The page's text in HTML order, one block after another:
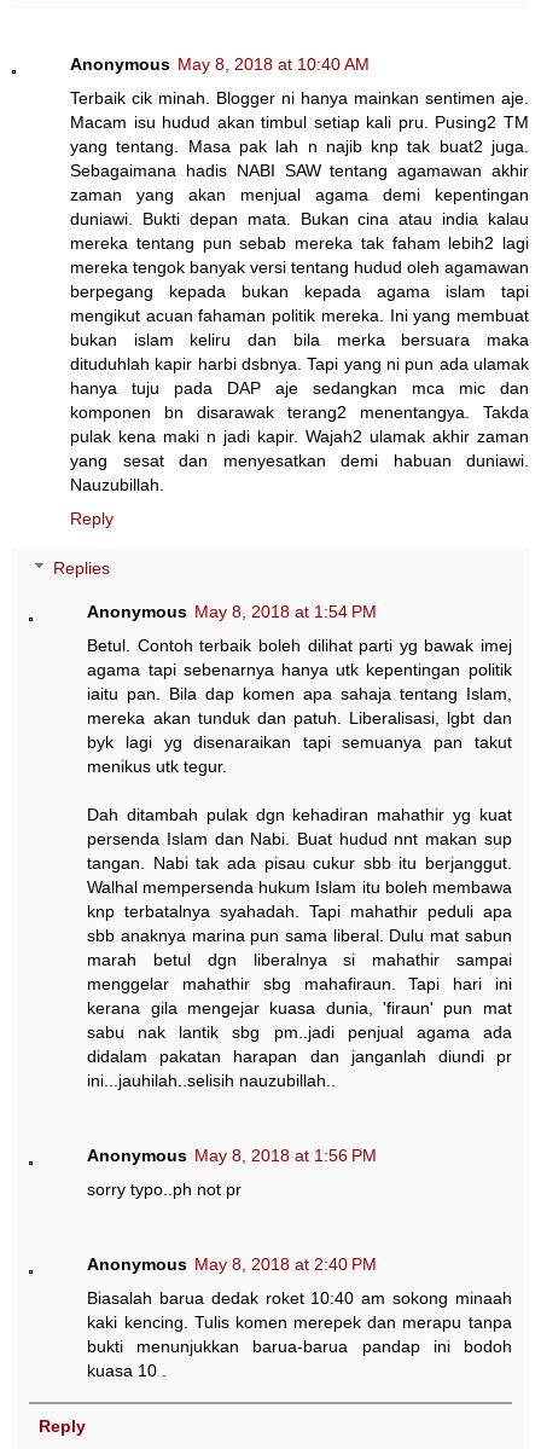
Anonymous May 8, 2018 at 10:40 AM
Terbaik cik minah. Blogger ni hanya mainkan sentimen aje.
Macam isu hudud akan timbul setiap kali pru. Pusing2 TM
yang tentang. Masa pak lah n najib knp tak buat2 juga.
Sebagaimana hadis NABI SAW tentang agamawan akhir
zaman yang akan menjual agama demi kepentingan
duniawi. Bukti depan mata. Bukan cina atau india kalau
mereka tentang pun sebab mereka tak faham lebih2 lagi
mereka tengok banyak versi tentang hudud oleh agamawan
berpegang kepada bukan kepada agama islam tapi
mengikut acuan fahaman politik mereka. Ini yang membuat
bukan islam keliru dan bila merka bersuara maka
dituduhlah kapir harbi dsbnya. Tapi yang ni pun ada ulamak
hanya tuju pada DAP aje sedangkan mca mic dan
komponen bn disarawak terang2 menentangya. Takda
pulak kena maki n jadi kapir. Wajah2 ulamak akhir zaman
yang sesat dan menyesatkan demi habuan duniawi.
Nauzubillah.
Reply
Replies
Anonymous May 8, 2018 at 1:54 PM
Betul. Contoh terbaik boleh dilihat parti yg bawak imej
agama tapi sebenarnya hanya utk kepentingan politik
iaitu pan. Bila dap komen apa sahaja tentang Islam,
mereka akan tunduk dan patuh. Liberalisasi, lgbt dan
byk lagi yg disenaraikan tapi semuanya pan takut
menikus utk tegur.
Dah ditambah pulak dgn kehadiran mahathir yg kuat
persenda Islam dan Nabi. Buat hudud nnt makan sup
tangan. Nabi tak ada pisau cukur sbb itu berjanggut.
Walhal mempersenda hukum Islam itu boleh membawa
knp terbatalnya syahadah. Tapi mahathir peduli apa
sbb anaknya marina pun sama liberal. Dulu mat sabun
marah betul dgn liberalnya si mahathir sampai
menggelar mahathir sbg mahafiraun. Tapi hari ini
kerana gila mengejar kuasa dunia, 'firaun' pun mat
sabu nak lantik sbg pm..jadi penjual agama ada
didalam pakatan harapan dan janganlah diundi pr
ini...jauhilah..selisih nauzubillah..
Anonymous May 8, 2018 at 1:56 PM
sorry typo..ph not pr
Anonymous May 8, 2018 at 2:40 PM
Biasalah barua dedak roket 10:40 am sokong minaah
kaki kencing. Tulis komen merepek dan merapu tanpa
bukti menunjukkan barua-barua pandap ini bodoh
kuasa 10 .
Reply